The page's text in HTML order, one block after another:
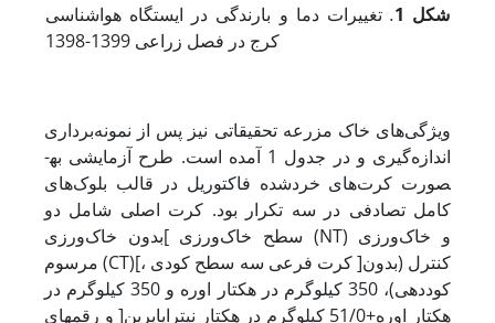
شکل 1 . تغییرات دما و بارندگی در ایستگاه هواشناسی
کرج در فصل زراعی 1399-1398
ویژگی‌های خاک مزرعه تحقیقاتی نیز پس از نمونه‌برداری
اندازه‌گیری و در جدول 1 آمده است. طرح آزمایشی به­
صورت کرت‌های خرد­شده فاکتوریل در قالب بلوک‌های
کامل تصادفی در سه تکرار بود. کرت اصلی شامل دو
سطح خاک‌ورزی ]بدون خاک‌ورزی (NT) و خاک‌ورزی
مرسوم (CT)[، کرت فرعی سه سطح کودی ]کنترل (بدون
کوددهی)، 350 کیلوگرم در هکتار اوره و 350 کیلوگرم در
هکتار اوره+51/0 کیلوگرم در هکتار نیتراپایرین[ و رقم­های